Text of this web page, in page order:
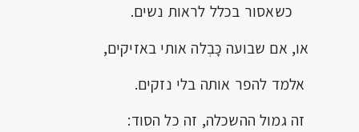
כשאסור בכלל לראות נשים.
או, אם שבועה כָּבְלה אותי באזיקים,
אלמד להפר אותה בלי נזקים.
זה גמול ההשכלה, זה כל הסוד: